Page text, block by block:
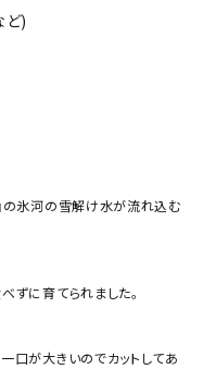
ど)
の氷河の雪解け水が流れ込む
に育てられました。
が大きいのでカットしてあ